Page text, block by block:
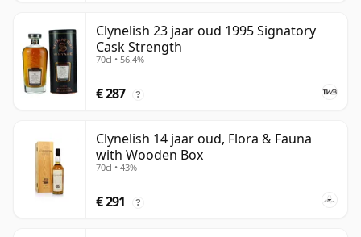
Clynelish 23 jaar oud 1995 Signatory
Cask Strength
70cl • 56.4%
€ 287 ?
Clynelish 14 jaar oud, Flora & Fauna
with Wooden Box
70cl • 43%
€ 291 ?